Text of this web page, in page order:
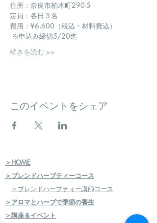
住所：奈良市柏木町290-5
定員：各日３名
費用：¥6,600（税込・材料費込）
※申込み締切5/20迄
続きを読む >>
このイベントをシェア
＞HOME
＞ブレンドハーブティーコース
＞ブレンドハーブティー講師コース
＞アロマとハーブで季節の養生
＞講座＆イベント